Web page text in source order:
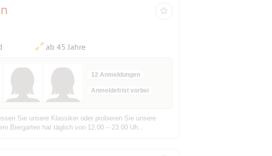
ab 45 Jahre
12 Anmeldungen
Anmeldefrist vorbei
Sie unsere Klassiker oder probieren Sie unsere
Biergarten hat täglich von 12.00 – 23.00 Uh...